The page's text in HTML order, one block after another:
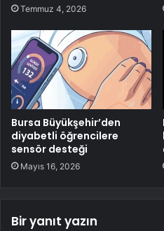
Temmuz 4, 2026
Bursa Büyükşehir’den
diyabetli öğrencilere
sensör desteği
Mayıs 16, 2026
Bir yanıt yazın